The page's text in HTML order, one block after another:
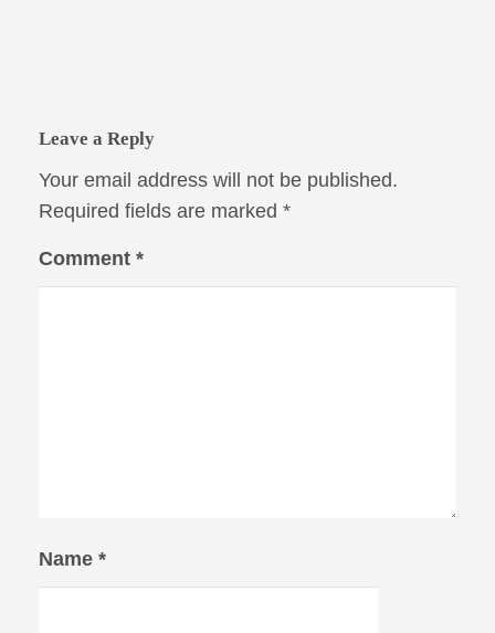
Leave a Reply
Your email address will not be published.
Required fields are marked *
Comment *
Name *